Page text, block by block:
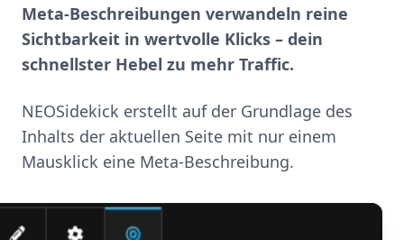
Meta-Beschreibungen verwandeln reine
Sichtbarkeit in wertvolle Klicks – dein
schnellster Hebel zu mehr Traffic.
NEOSidekick erstellt auf der Grundlage des
Inhalts der aktuellen Seite mit nur einem
Mausklick eine Meta-Beschreibung.